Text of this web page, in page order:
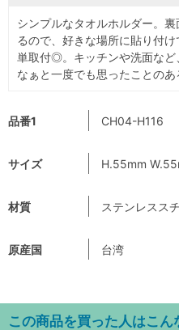
品番1 CH04-H116
サイズ H.55mm
材質 ステンレスス
原産国 台湾
シンプルなタオルホルダー。
るので、好きな場所に貼り付
単取付◎。キッチンや洗面など
なぁと一度でも思ったことのあ
この商品を買った人はこ